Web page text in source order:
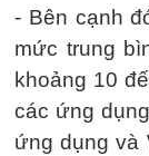
- Bên cạnh
mức trung
khoảng 10
các ứng
ứng dụng và